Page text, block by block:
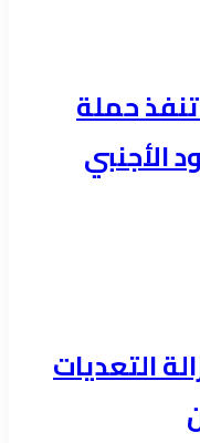
حملة
الأجنبي
التعديات